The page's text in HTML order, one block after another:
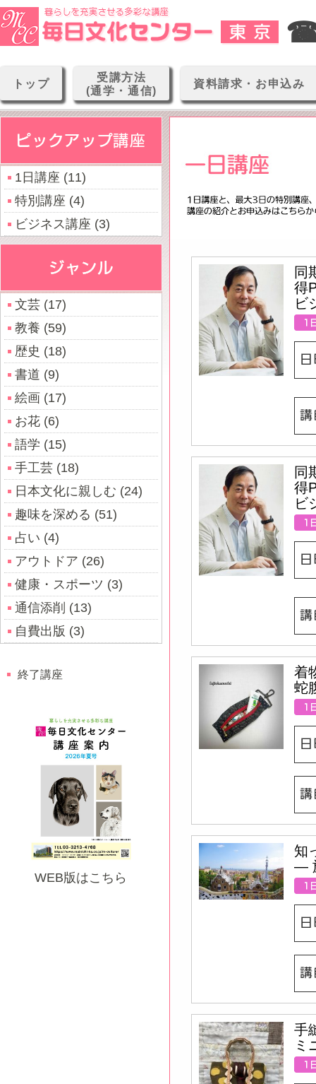
トップ
受講方法
(通学・通信)
資料請求・お申込み
1日講座 (11)
特別講座 (4)
ビジネス講座 (3)
文芸 (17)
教養 (59)
歴史 (18)
書道 (9)
絵画 (17)
お花 (6)
語学 (15)
手工芸 (18)
日本文化に親しむ (24)
趣味を深める (51)
占い (4)
アウトドア (26)
健康・スポーツ (3)
通信添削 (13)
自費出版 (3)
終了講座
WEB版はこちら
同
得
ビ
同
得
ビ
着
蛇
知
―
手
ミ